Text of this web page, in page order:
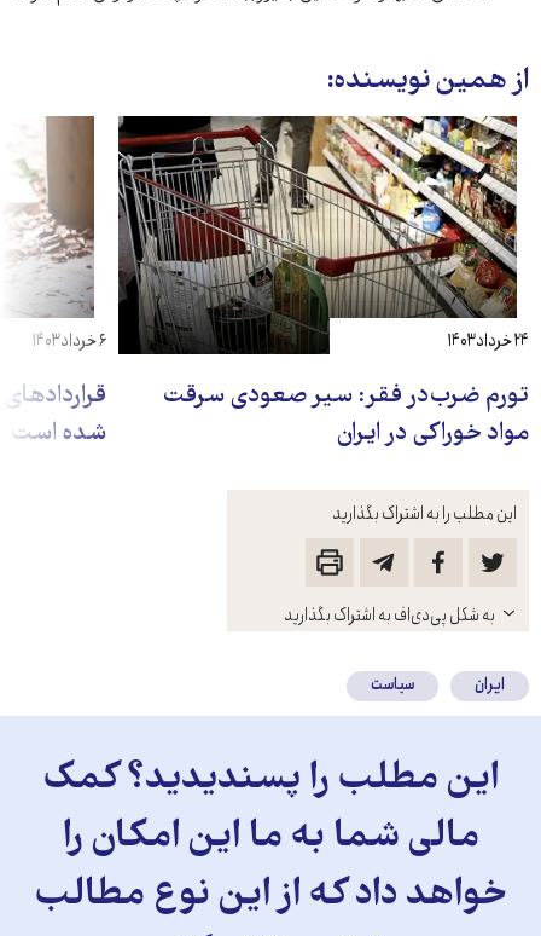
این مطلب را به اشتراک بگذارید
باز
کنید
به شکل پی‌دی‌اف به اشتراک بگذارید
از همین نویسنده:
تورم ضرب‌در فقر: سیر صعودی سرقت
مواد خوراکی در ایران
۲۴ خرداد ۱۴۰۳
شده است
۶ خرداد ۱۴۰۳
ایران سیاست
این مطلب را پسندیدید؟ کمک
مالی شما به ما این امکان را
خواهد داد که از این نوع مطالب